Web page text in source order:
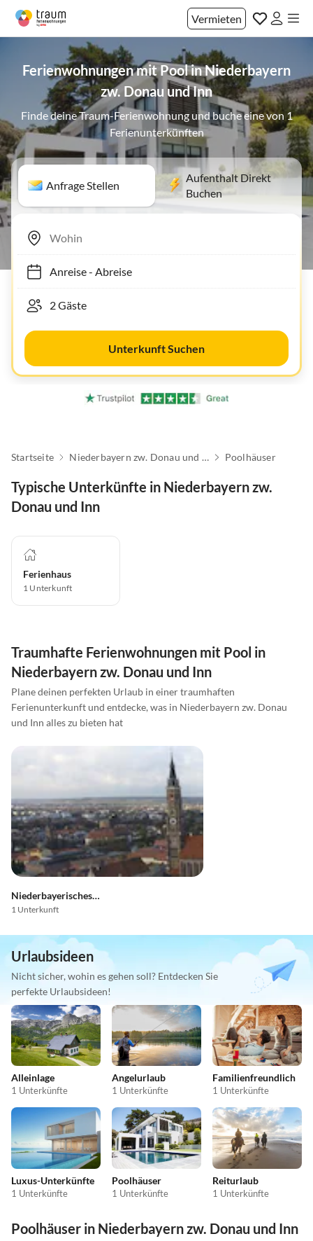
Vermieten
Ferienwohnungen mit Pool in Niederbayern
zw. Donau und Inn
Finde deine Traum-Ferienwohnung und buche eine von 1
Ferienunterkünften
Anfrage Stellen
Aufenthalt Direkt
Buchen
Anreise- Abreise
Unterkunft Suchen
Startseite Niederbayern zw. Donau und Inn Poolhäuser
Typische Unterkünfte in Niederbayern zw.
Donau und Inn
Ferienhaus
1 Unterkunft
Traumhafte Ferienwohnungen mit Pool in
Niederbayern zw. Donau und Inn
Plane deinen perfekten Urlaub in einer traumhaften
Ferienunterkunft und entdecke, was in Niederbayern zw. Donau
und Inn alles zu bieten hat
Niederbayerisches Hügelland
1 Unterkunft
Urlaubsideen
Nicht sicher, wohin es gehen soll? Entdecken Sie
perfekte Urlaubsideen!
Alleinlage
1 Unterkünfte
Angelurlaub
1 Unterkünfte
Familienfreundlich
1 Unterkünfte
Luxus-Unterkünfte
1 Unterkünfte
Poolhäuser
1 Unterkünfte
Reiturlaub
1 Unterkünfte
Poolhäuser in Niederbayern zw. Donau und Inn